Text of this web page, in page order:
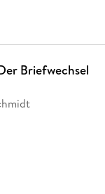
Briefwechsel